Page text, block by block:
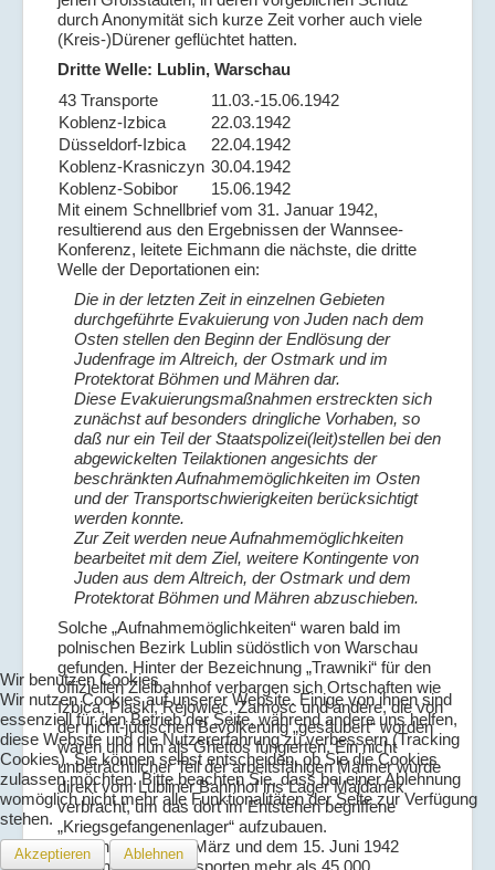
durch Anonymität sich kurze Zeit vorher auch viele
(Kreis-)Dürener geflüchtet hatten.
Dritte Welle: Lublin, Warschau
43 Transporte
11.03.-15.06.1942
Koblenz-Izbica
22.03.1942
Düsseldorf-Izbica
22.04.1942
Koblenz-Krasniczyn 30.04.1942
Koblenz-Sobibor
15.06.1942
Mit einem Schnellbrief vom 31. Januar 1942,
resultierend aus den Ergebnissen der Wannsee-
Konferenz, leitete Eichmann die nächste, die dritte
Welle der Deportationen ein:
Die in der letzten Zeit in einzelnen Gebieten
durchgeführte Evakuierung von Juden nach dem
Osten stellen den Beginn der Endlösung der
Judenfrage im Altreich, der Ostmark und im
Protektorat Böhmen und Mähren dar.
Diese Evakuierungsmaßnahmen erstreckten sich
zunächst auf besonders dringliche Vorhaben, so
daß nur ein Teil der Staatspolizei(leit)stellen bei den
abgewickelten Teilaktionen angesichts der
beschränkten Aufnahmemöglichkeiten im Osten
und der Transportschwierigkeiten berücksichtigt
werden konnte.
Zur Zeit werden neue Aufnahmemöglichkeiten
bearbeitet mit dem Ziel, weitere Kontingente von
Juden aus dem Altreich, der Ostmark und dem
Protektorat Böhmen und Mähren abzuschieben.
Solche „Aufnahmemöglichkeiten“ waren bald im
polnischen Bezirk Lublin südöstlich von Warschau
gefunden. Hinter der Bezeichnung „Trawniki“ für den
offiziellen Zielbahnhof verbargen sich Ortschaften wie
Izbica, Piaski, Rejowiec, Zamosc und andere, die von
der nicht-jüdischen Bevölkerung „gesäubert“ worden
waren und nun als Ghettos fungierten. Ein nicht
unbeträchtlicher Teil der arbeitsfähigen Männer wurde
direkt vom Lubliner Bahnhof ins Lager Majdanek
verbracht, um das dort im Entstehen begriffene
„Kriegsgefangenenlager“ aufzubauen.
Zwischen dem 11. März und dem 15. Juni 1942
wurden mit 43 Transporten mehr als 45.000
Wir benutzen Cookies
Wir nutzen Cookies auf unserer Website. Einige von ihnen sind
essenziell für den Betrieb der Seite, während andere uns helfen,
diese Website und die Nutzererfahrung zu verbessern (Tracking
Cookies). Sie können selbst entscheiden, ob Sie die Cookies
zulassen möchten. Bitte beachten Sie, dass bei einer Ablehnung
womöglich nicht mehr alle Funktionalitäten der Seite zur Verfügung
stehen.
Akzeptieren Ablehnen